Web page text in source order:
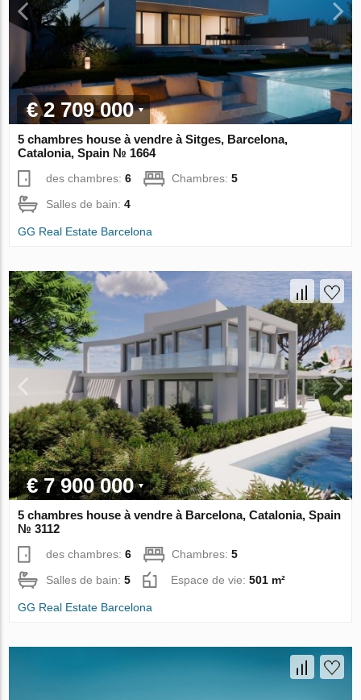
€ 2 709 000
5 chambres house à vendre à Sitges, Barcelona,
Catalonia, Spain № 1664
des chambres:6 Chambres:5
Salles de bain:4
GG Real Estate Barcelona
€ 7 900 000
5 chambres house à vendre à Barcelona, Catalonia, Spain
№ 3112
des chambres:6 Chambres:5
Salles de bain:5 Espace de vie:501 m²
GG Real Estate Barcelona